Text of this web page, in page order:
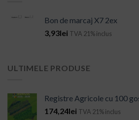
Bon de marcaj X7 2ex
3,93lei TVA 21% inclus
ULTIMELE PRODUSE
Registre Agricole cu 100
174,24lei TVA 21% inclus